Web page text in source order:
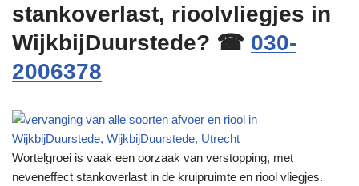
stankoverlast, rioolvliegjes in
WijkbijDuurstede? ☎ 030-
2006378
Wortelgroei is vaak een oorzaak van verstopping, met
neveneffect stankoverlast in de kruipruimte en riool vliegjes.